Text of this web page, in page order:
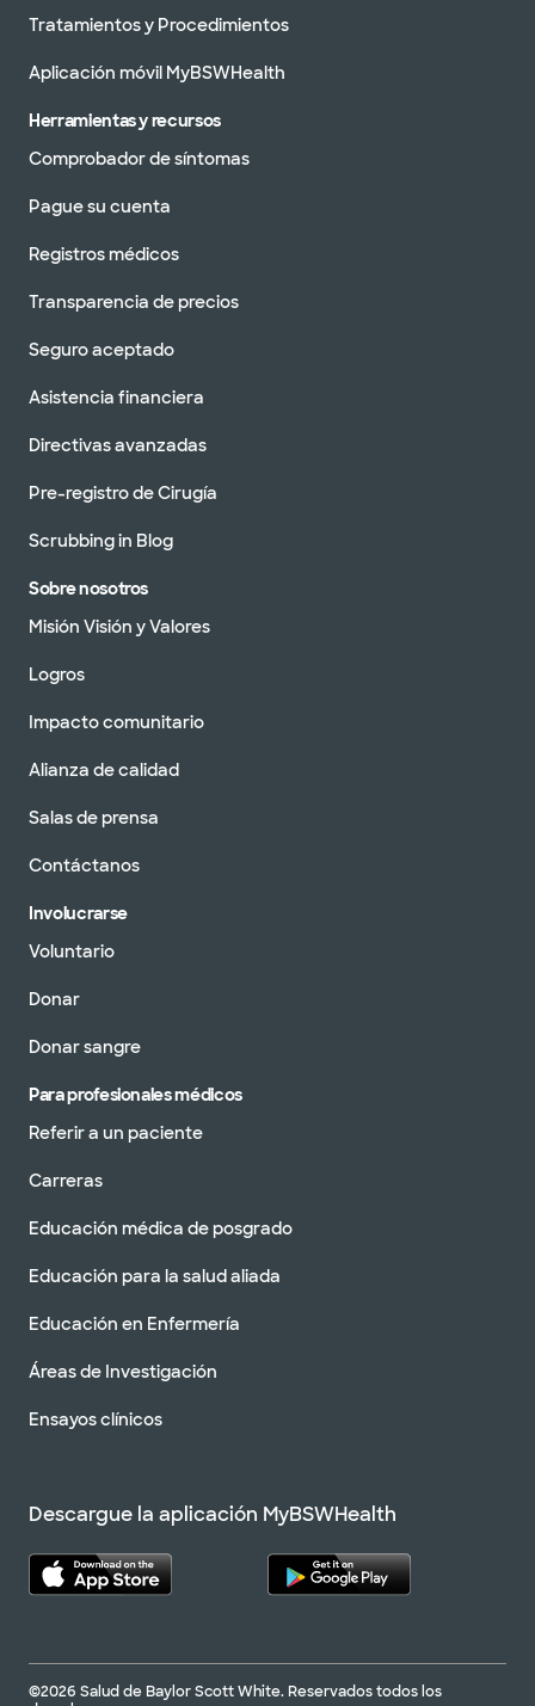
Tratamientos y Procedimientos
Aplicación móvil MyBSWHealth
Herramientas y recursos
Comprobador de síntomas
Pague su cuenta
Registros médicos
Transparencia de precios
Seguro aceptado
Asistencia financiera
Directivas avanzadas
Pre-registro de Cirugía
Scrubbing in Blog
Sobre nosotros
Misión Visión y Valores
Logros
Impacto comunitario
Alianza de calidad
Salas de prensa
Contáctanos
Involucrarse
Voluntario
Donar
Donar sangre
Para profesionales médicos
Referir a un paciente
Carreras
Educación médica de posgrado
Educación para la salud aliada
Educación en Enfermería
Áreas de Investigación
Ensayos clínicos
Descargue la aplicación MyBSWHealth
©2026 Salud de Baylor Scott White. Reservados todos los